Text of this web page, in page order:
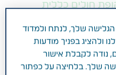
חולים כללית
מסביר כיצד
משפיעות על
אסטרטגיות
שלך, לנתח ולמדוד
ולהציג בפניך מודעות
נודה לקבלת אישור
שלך. בלחיצה על כפתור